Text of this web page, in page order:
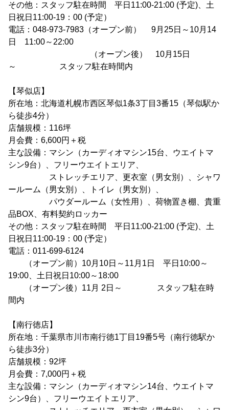
その他：スタッフ駐在時間 平日11:00-21:00 (予定)、土
日祝日11:00-19：00 (予定）
電話：048-973-7983（オープン前） 9月25日～10月14
日 11:00～22:00
（オープン後） 10月15日
～ スタッフ駐在時間内
【琴似店】
所在地：北海道札幌市西区琴似1条3丁目3番15（琴似駅か
ら徒歩4分）
店舗規模：116坪
月会費：6,600円＋税
主な設備：マシン（カーディオマシン15台、ウエイトマ
シン9台）、フリーウエイトエリア、
ストレッチエリア、更衣室（男女別）、シャワ
ールーム（男女別）、トイレ（男女別）、
パウダールーム（女性用）、荷物置き棚、貴重
品BOX、有料契約ロッカー
その他：スタッフ駐在時間 平日11:00-21:00 (予定)、土
日祝日11:00-19：00 (予定）
電話：011-699-6124
（オープン前）10月10日～11月1日 平日10:00～
19:00、土日祝日10:00～18:00
（オープン後）11月 2日～ スタッフ駐在時
間内
【南行徳店】
所在地：千葉県市川市南行徳1丁目19番5号（南行徳駅か
ら徒歩3分）
店舗規模：92坪
月会費：7,000円＋税
主な設備：マシン（カーディオマシン14台、ウエイトマ
シン9台）、フリーウエイトエリア、